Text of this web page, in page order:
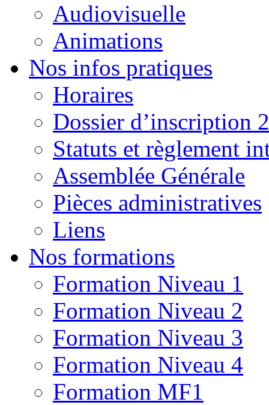
Audiovisuelle
Animations
Nos infos pratiques
Horaires
Dossier d’inscription
Statuts et règlement
Assemblée Générale
Pièces administratives
Liens
Nos formations
Formation Niveau 1
Formation Niveau 2
Formation Niveau 3
Formation Niveau 4
Formation MF1